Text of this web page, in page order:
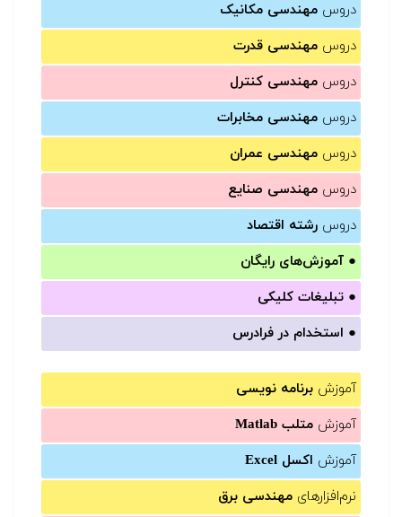
دروس مهندسی مکانیک
دروس مهندسی قدرت
دروس مهندسی کنترل
دروس مهندسی مخابرات
دروس مهندسی عمران
دروس مهندسی صنایع
دروس رشته اقتصاد
● آموزش‌های رایگان
● تبلیغات کلیکی
● استخدام در فرادرس
آموزش برنامه نویسی
آموزش متلب Matlab
آموزش اکسل Excel
نرم‌افزارهای مهندسی برق